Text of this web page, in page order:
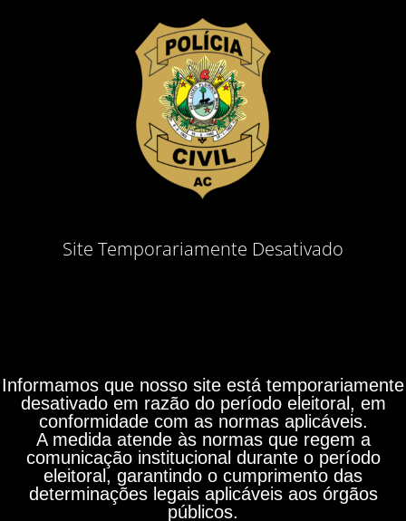
Site Temporariamente Desativado
Informamos que nosso site está temporariamente
desativado em razão do período eleitoral, em
conformidade com as normas aplicáveis.
A medida atende às normas que regem a
comunicação institucional durante o período
eleitoral, garantindo o cumprimento das
determinações legais aplicáveis aos órgãos
públicos.